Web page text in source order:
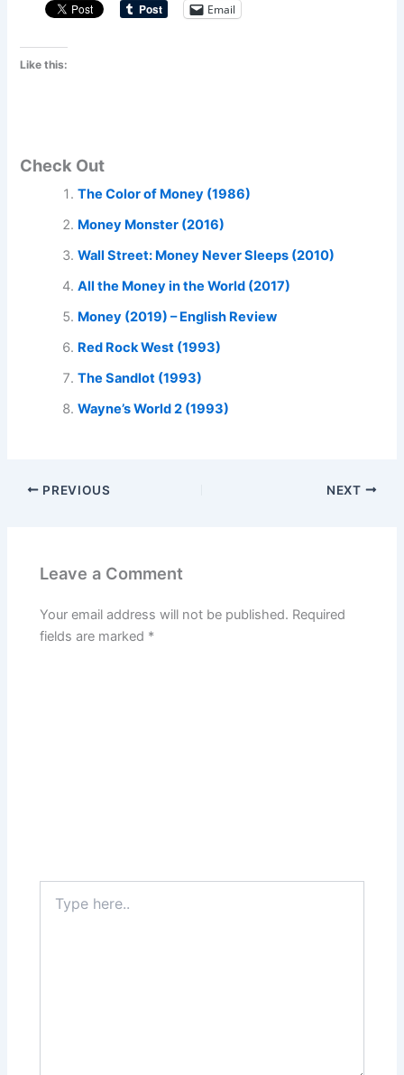
Email
Like this:
Check Out
The Color of Money (1986)
Money Monster (2016)
Wall Street: Money Never Sleeps (2010)
All the Money in the World (2017)
Money (2019) – English Review
Red Rock West (1993)
The Sandlot (1993)
Wayne’s World 2 (1993)
PREVIOUS NEXT
Leave a Comment
Your email address will not be published. Required
fields are marked *
here..